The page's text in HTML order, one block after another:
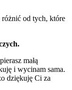
od tych, które
małą
i wycinam sama.
dziękuję Ci za